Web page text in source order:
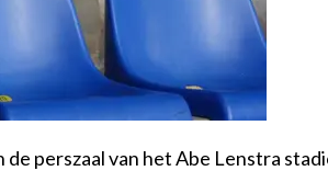
perszaal van het Abe Lenstra